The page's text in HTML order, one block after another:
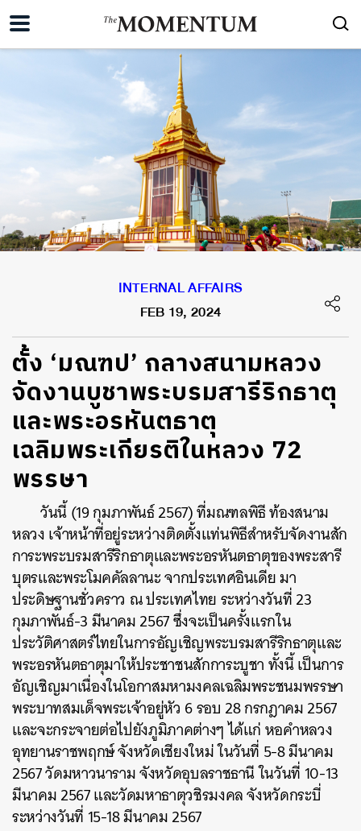
INTERNAL AFFAIRS
FEB 19, 2024
ตั้ง ‘มณฑป’ กลางสนามหลวง
จัดงานบูชาพระบรมสารีริกธาตุ
และพระอรหันตธาตุ
เฉลิมพระเกียรติในหลวง 72
พรรษา
วันนี้ (19 กุมภาพันธ์​ 2567) ที่มณฑลพิธี ท้องสนาม
หลวง เจ้าหน้าที่อยู่ระหว่างติดตั้งแท่นพิธีสำหรับจัดงานสัก
การะพระบรมสารีริกธาตุและพระอรหันตธาตุของพระสารี
บุตรและพระโมคคัลลานะ จากประเทศอินเดีย มา
ประดิษฐานชั่วคราว ณ ประเทศไทย ระหว่างวันที่ 23
กุมภาพันธ์-3 มีนาคม 2567 ซึ่งจะเป็นครั้งแรกใน
ประวัติศาสตร์ไทยในการอัญเชิญพระบรมสารีริกธาตุและ
พระอรหันตธาตุมาให้ประชาชนสักการะบูชา ทั้งนี้ เป็นการ
อัญเชิญมาเนื่องในโอกาสมหามงคลเฉลิมพระชนมพรรษา
พระบาทสมเด็จพระเจ้าอยู่หัว 6 รอบ 28 กรกฎาคม 2567
และจะกระจายต่อไปยังภูมิภาคต่างๆ ได้แก่ หอคำหลวง
อุทยานราชพฤกษ์ จังหวัดเชียงใหม่ ในวันที่ 5-8 มีนาคม
2567 วัดมหาวนาราม จังหวัดอุบลราชธานี ในวันที่ 10-13
มีนาคม 2567 และวัดมหาธาตุวชิรมงคล จังหวัดกระบี่
ระหว่างวันที่ 15-18 มีนาคม 2567